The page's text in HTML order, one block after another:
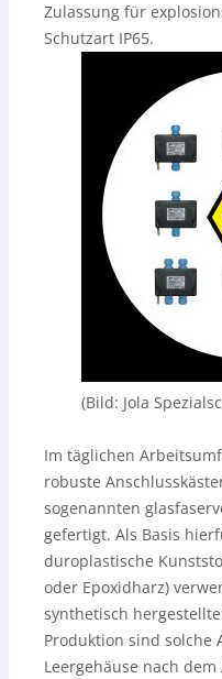
Zulassung für
Schutzart IP65.
(Bild: Jola
Im täglichen
robuste
sogenannten
gefertigt. Als Basis
duroplastische
oder Epoxidharz)
synthetisch
Produktion sind solche
Leergehäuse nach